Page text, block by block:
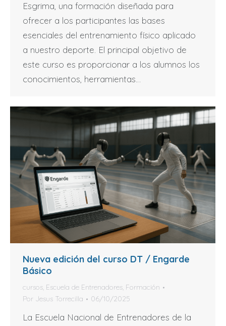
Esgrima, una formación diseñada para
ofrecer a los participantes las bases
esenciales del entrenamiento físico aplicado
a nuestro deporte. El principal objetivo de
este curso es proporcionar a los alumnos los
conocimientos, herramientas…
Nueva edición del curso DT / Engarde
Básico
cursos, Escuela de Entrenadores, Formación
Por Jesus Torrecilla 06/10/2025
La Escuela Nacional de Entrenadores de la